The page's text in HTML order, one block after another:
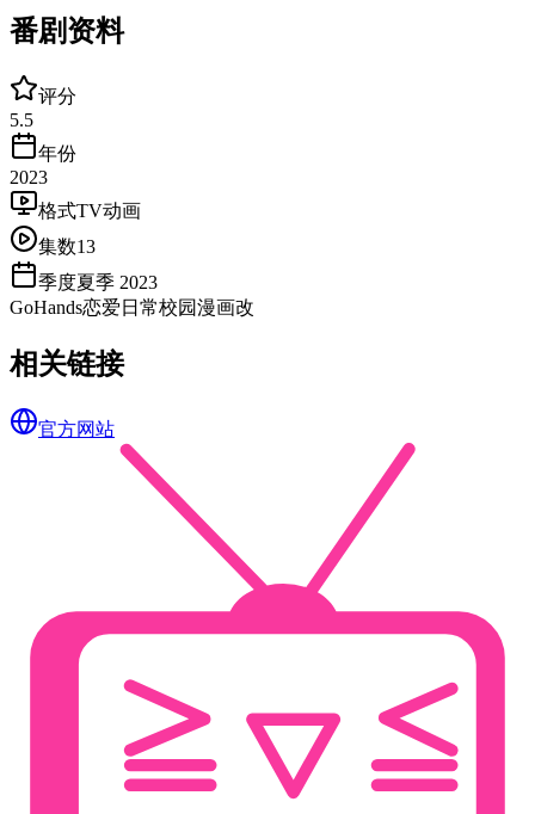
番剧资料
评分
5.5
年份
2023
格式TV动画
集数13
季度夏季 2023
GoHands恋爱 日常校园漫画改
相关链接
官方网站